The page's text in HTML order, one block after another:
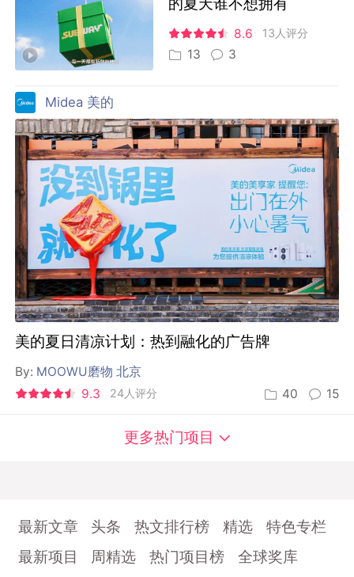
8.6 13人评分
13 3
Midea 美的
美的夏日清凉计划：热到融化的广告牌
By: MOOWU磨物 北京
9.3
24人评分 40 15
更多热门项目
最新文章 头条 热文排行榜 精选
特色专栏
最新项目
周精选 热门项目榜
全球奖库